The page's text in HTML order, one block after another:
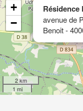
Résidence
avenue de
Benoit -
+
−
2 km
1 mi